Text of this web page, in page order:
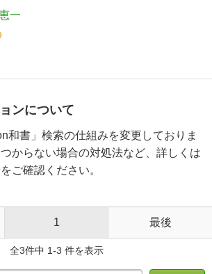
一
ンについて
和書」検索の仕組みを変更しておりま
からない場合の対処法など、詳しくは
をご確認ください。
1 最後
全3件中 1-3 件を表示